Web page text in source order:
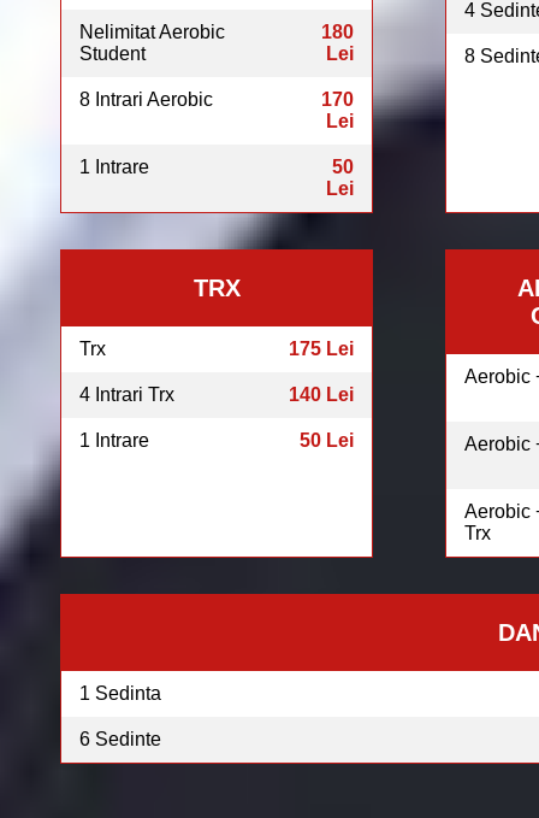
Nelimitat Aerobic
Student
180
Lei
8 Intrari Aerobic
170
Lei
1 Intrare
50
Lei
4
8
TRX
Trx 175 Lei
4 Intrari Trx 140 Lei
1 Intrare 50 Lei
Aerobic
Aerobic
Aerobic
Trx
1 Sedinta
6 Sedinte